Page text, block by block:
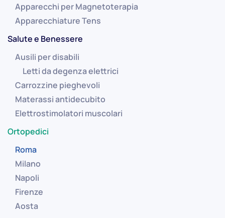
Apparecchi per Magnetoterapia
Apparecchiature Tens
Salute e Benessere
Ausili per disabili
Letti da degenza elettrici
Carrozzine pieghevoli
Materassi antidecubito
Elettrostimolatori muscolari
Ortopedici
Roma
Milano
Napoli
Firenze
Aosta